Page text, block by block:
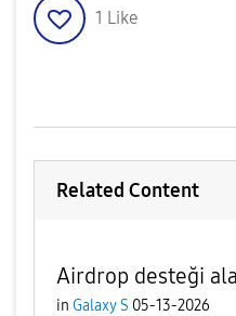
1 Like
Related Content
Airdrop desteği
in Galaxy S 05-13-2026